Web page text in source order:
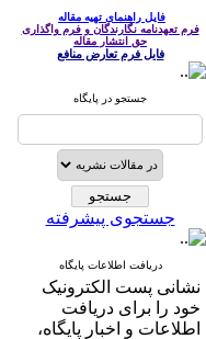
فایل راهنمای تهیه مقاله
فرم تعهدنامه نگارندگان و فرم واگذاری
حق انتشار مقاله
فایل فرم تعارض منافع
جستجو در پایگاه
جستجوی پیشرفته
دریافت اطلاعات پایگاه
نشانی پست الکترونیک
خود را برای دریافت
اطلاعات و اخبار پایگاه،